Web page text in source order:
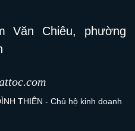
Văn Chiêu, phường
THIÊN - Chủ hộ kinh doanh